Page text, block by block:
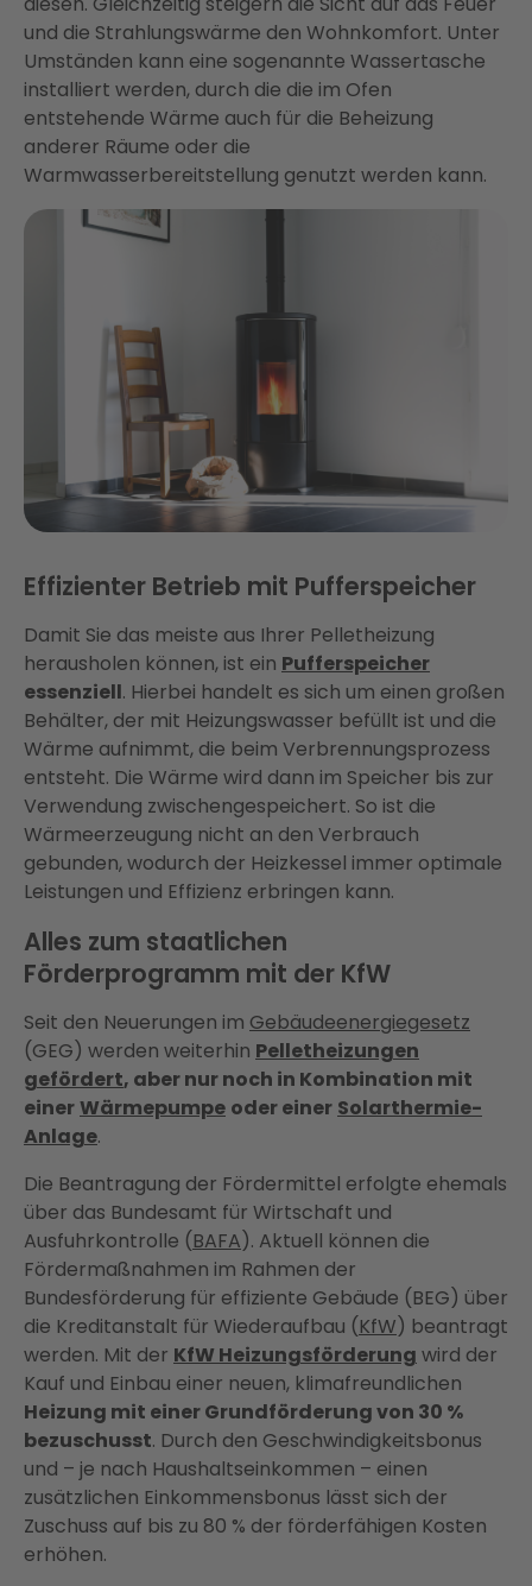
und die Strahlungswärme den Wohnkomfort. Unter
Umständen kann eine sogenannte Wassertasche
installiert werden, durch die die im Ofen
entstehende Wärme auch für die Beheizung
anderer Räume oder die
Warmwasserbereitstellung genutzt werden kann.
Effizienter Betrieb mit Pufferspeicher
Damit Sie das meiste aus Ihrer Pelletheizung
herausholen können, ist ein Pufferspeicher
essenziell. Hierbei handelt es sich um einen großen
Behälter, der mit Heizungswasser befüllt ist und die
Wärme aufnimmt, die beim Verbrennungsprozess
entsteht. Die Wärme wird dann im Speicher bis zur
Verwendung zwischengespeichert. So ist die
Wärmeerzeugung nicht an den Verbrauch
gebunden, wodurch der Heizkessel immer optimale
Leistungen und Effizienz erbringen kann.
Alles zum staatlichen
Förderprogramm mit der KfW
Seit den Neuerungen im Gebäudeenergiegesetz
(GEG) werden weiterhin Pelletheizungen
gefördert, aber nur noch in Kombination mit
einerWärmepumpe oder einer Solarthermie-
Anlage.
Die Beantragung der Fördermittel erfolgte ehemals
über das Bundesamt für Wirtschaft und
Ausfuhrkontrolle (BAFA). Aktuell können die
Fördermaßnahmen im Rahmen der
Bundesförderung für effiziente Gebäude (BEG) über
die Kreditanstalt für Wiederaufbau (KfW) beantragt
werden. Mit der KfW Heizungsförderung wird der
Kauf und Einbau einer neuen, klimafreundlichen
Heizung mit einer Grundförderung von 30 %
bezuschusst. Durch den Geschwindigkeitsbonus
und – je nach Haushaltseinkommen – einen
zusätzlichen Einkommensbonus lässt sich der
Zuschuss auf bis zu 80 % der förderfähigen Kosten
erhöhen.